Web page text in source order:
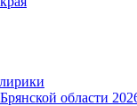
области